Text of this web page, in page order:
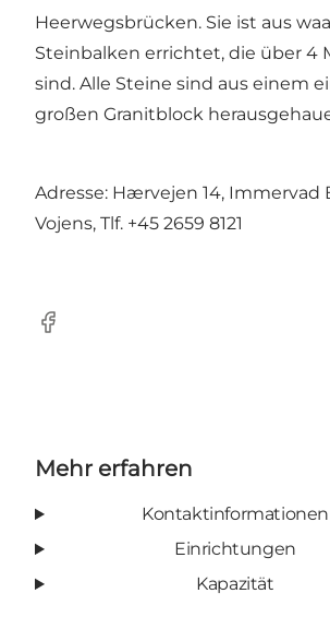
Heerwegsbrücken. Sie ist aus
Steinbalken errichtet, die über 4
sind. Alle Steine sind aus einem
großen Granitblock
Adresse: Hærvejen 14, Immervad
Vojens, Tlf. +45 2659 8121
Facebook
Mehr erfahren
Kontaktinformationen
Einrichtungen
Kapazität